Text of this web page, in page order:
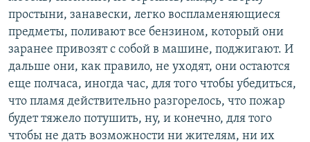
простыни, занавески, легко воспламеняющиеся
предметы, поливают все бензином, который они
заранее привозят с собой в машине, поджигают. И
дальше они, как правило, не уходят, они остаются
еще полчаса, иногда час, для того чтобы убедиться,
что пламя действительно разгорелось, что пожар
будет тяжело потушить, ну, и конечно, для того
чтобы не дать возможности ни жителям, ни их